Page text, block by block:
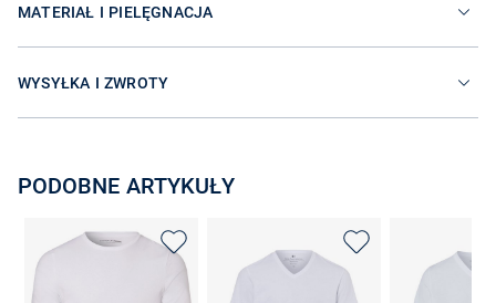
MATERIAŁ I PIELĘGNACJA
WYSYŁKA I ZWROTY
PODOBNE ARTYKUŁY